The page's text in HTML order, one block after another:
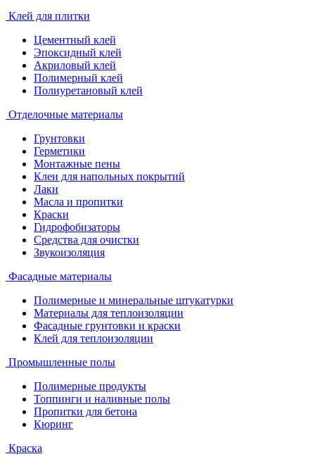
Клей для плитки
Цементный клей
Эпоксидный клей
Акриловый клей
Полимерный клей
Полиуретановый клей
Отделочные материалы
Грунтовки
Герметики
Монтажные пены
Клеи для напольных покрытий
Лаки
Масла и пропитки
Краски
Гидрофобизаторы
Средства для очистки
Звукоизоляция
Фасадные материалы
Полимерные и минеральные штукатурки
Материалы для теплоизоляции
Фасадные грунтовки и краски
Клей для теплоизоляции
Промышленные полы
Полимерные продукты
Топпинги и наливные полы
Пропитки для бетона
Кюринг
Краска